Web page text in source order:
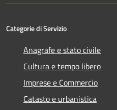
Categorie di Servizio
Anagrafe e stato civile
Cultura e tempo libero
Imprese e Commercio
Catasto e urbanistica